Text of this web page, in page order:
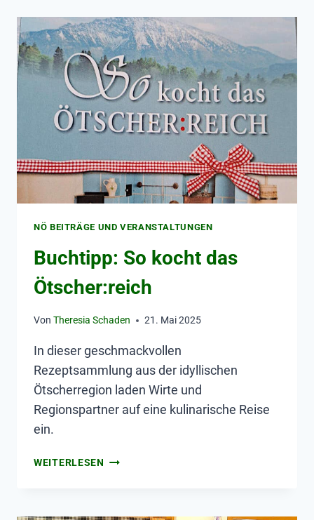
NÖ BEITRÄGE UND VERANSTALTUNGEN
Buchtipp: So kocht das
Ötscher:reich
Von Theresia Schaden 21. Mai 2025
In dieser geschmackvollen
Rezeptsammlung aus der idyllischen
Ötscherregion laden Wirte und
Regionspartner auf eine kulinarische Reise
ein.
WEITERLESEN